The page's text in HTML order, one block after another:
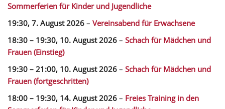
Sommerferien für Kinder und Jugendliche
19:30, 7. August 2026 – Vereinsabend für Erwachsene
18:30 – 19:30, 10. August 2026 – Schach für Mädchen und
Frauen (Einstieg)
19:30 – 21:00, 10. August 2026 – Schach für Mädchen und
Frauen (fortgeschritten)
18:00 – 19:30, 14. August 2026 – Freies Training in den